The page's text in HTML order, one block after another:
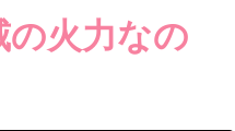
火力なの